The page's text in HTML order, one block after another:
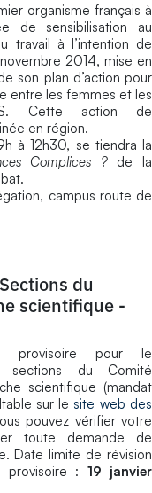
organisme français à
de sensibilisation au
travail à l’intention de
2014, mise en
son plan d’action pour
entre les femmes et les
Cette action de
en région.
à 12h30, se tiendra la
Complices ?de la
campus route de
du
scientifique -
provisoire pour le
sections du Comité
scientifique (mandat
sur le site web des
pouvez vérifier votre
toute demande de
Date limite de révision
provisoire : 19 janvier